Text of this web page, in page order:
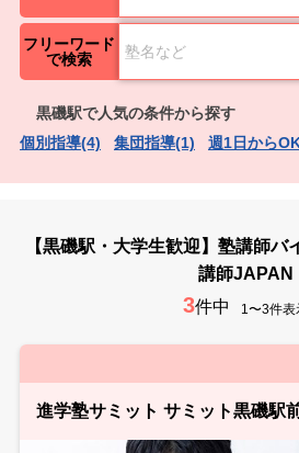
フリーワード
で検索
黒磯駅で人気の条件から探す
個別指導(4)
集団指導(1) 週1日から
【黒磯駅・大学生歓迎】塾講師
講師JAPAN
3件中 1〜3件表
進学塾サミット サミット黒磯駅